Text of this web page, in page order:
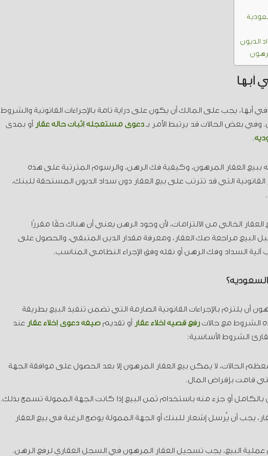
الديون
أبها
أبها، يجب على المالك أن يكون على دراية تامة بالإجراءات القانونية والشروط
وفي بعض الحالات قد يرتبط الأمر بـدعوى مستعجلة إثبات حالة عقار أو بمدى
.
العقار المرهون، وكيفية فك الرهن، والرسوم المترتبة على هذه
التي قد تترتب على بيع العقار دون سداد الديون المستحقة للبنك،
الخالي من الالتزامات، لأن وجود الرهن يعني أن هناك حقًا مقررًا
البيع مراجعة صك العقار، ومعرفة مقدار الدين المتبقي، والحصول على
آلية السداد وفك الرهن أو نقله وفق الإجراء النظامي المناسب.
أن يلتزم بالإجراءات القانونية الصارمة التي تضمن تنفيذ البيع بطريقة
الشروط مع حالاترفع قضية إخلاء عقار أو تقديمصيغة دعوى إخلاء عقار عند
الشروط الأساسية:
الحالات، لا يمكن بيع العقار المرهون إلا بعد الحصول على موافقة الجهة
قامت بإقراض المال.
أو جزء منه باستخدام ثمن البيع إذا كانت الجهة الممولة تسمح بذلك.
يجب أن يُرسل إشعار للبنك أو الجهة الممولة يوضح الرغبة في بيع العقار
البيع، يجب تسجيل العقار المرهون في السجل العقاري لرفع الرهن.